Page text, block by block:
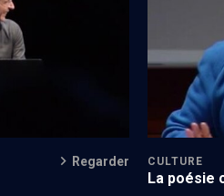
Regarder CULTURE
La poésie